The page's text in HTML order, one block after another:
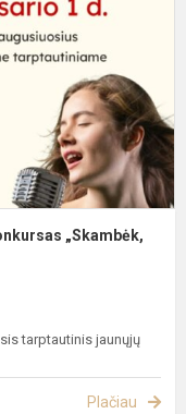
„Skambėk,
tarptautinis jaunųjų
Plačiau